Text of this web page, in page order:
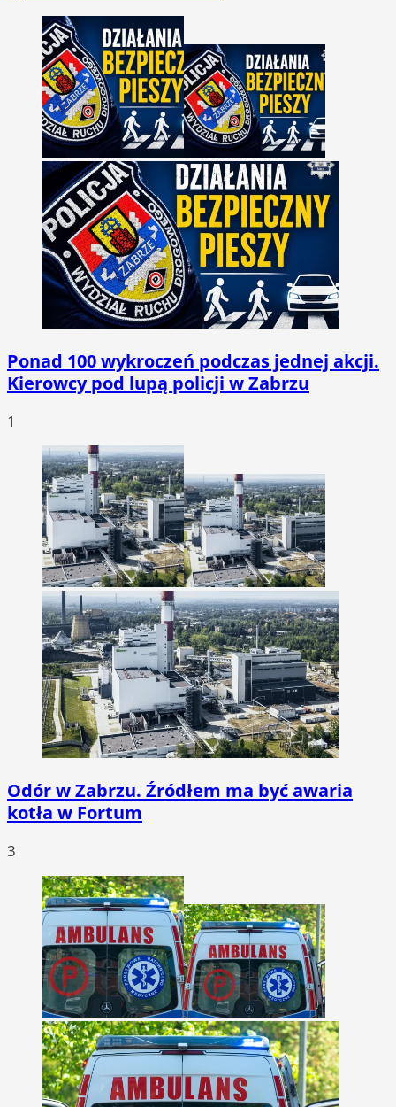
Ponad 100 wykroczeń podczas jednej akcji.
Kierowcy pod lupą policji w Zabrzu
1
Odór w Zabrzu. Źródłem ma być awaria
kotła w Fortum
3